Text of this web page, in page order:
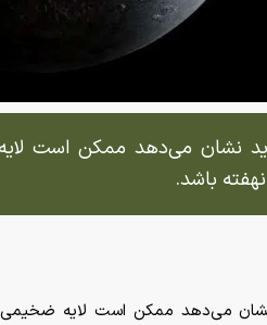
باشد.
می‌دهد ممکن است لایه ضخیمی